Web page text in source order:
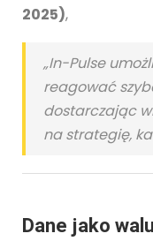
2025),
„In-Pulse
reagować
dostarczając
na strategię,
Dane jako